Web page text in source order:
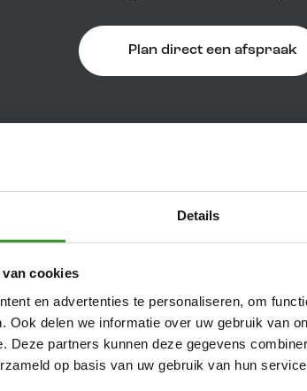
Details
cookies
en advertenties te personaliseren, om
Ook delen we informatie over uw gebruik van
Deze partners kunnen deze gegevens
op basis van uw gebruik van hun
Plan direct een afspraak
In onze showroom in Borculo, op
tot leven komen. Zo krijg je
een uitgebreide collectie stalen van
stap voor stap een stijl die echt bij je